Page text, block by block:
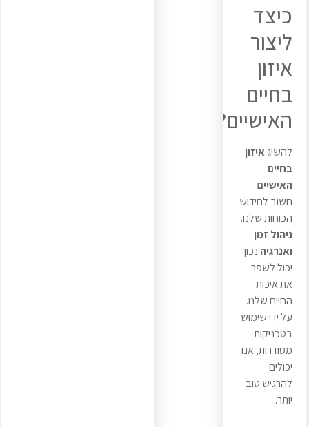
כיצד
ליצור
איזון
בחיים
האישיים?
להשיג איזון
בחיים
האישיים
חשוב לחידוש
הכוחות שלנו.
ניהול זמן
ואנרגיה נכון
יכול לשפר
את איכות
החיים שלנו.
על ידי שימוש
בטכניקות
מסודרות, אנו
יכולים
להרגיש טוב
יותר.